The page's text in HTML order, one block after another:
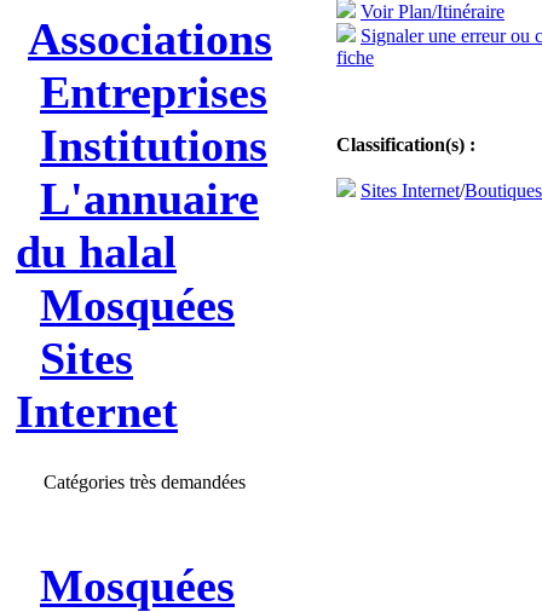
Associations
Entreprises
Institutions
L'annuaire
du halal
Mosquées
Sites
Internet
Catégories très demandées
Mosquées
Voir Plan/Itinéraire
Signaler une erreur ou
fiche
Classification(s) :
Sites Internet/